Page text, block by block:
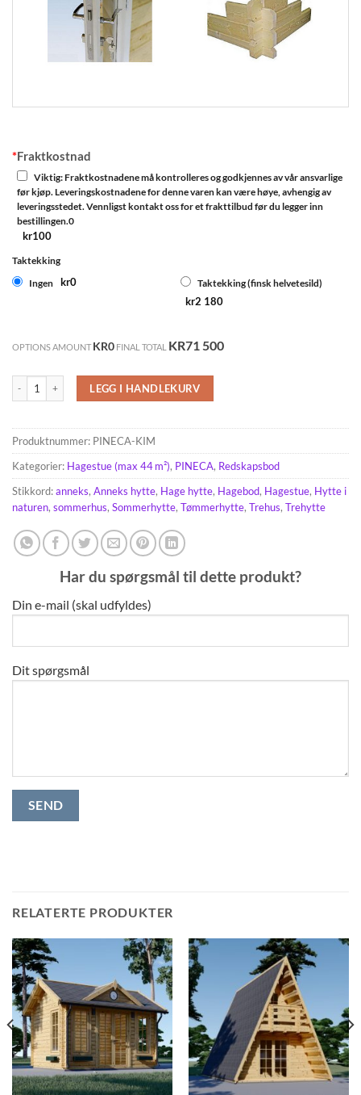
*Fraktkostnad
Viktig: Fraktkostnadene må kontrolleres og godkjennes av vår ansvarlige
før kjøp. Leveringskostnadene for denne varen kan være høye, avhengig av
leveringsstedet. Vennligst kontakt oss for et frakttilbud før du legger inn
bestillingen.0
kr100
Taktekking
Ingen kr0 Taktekking (finsk helvetesild)
kr2 180
OPTIONS AMOUNT KR0 FINAL TOTAL KR71 500
LEGG I HANDLEKURV
Produktnummer: PINECA-KIM
Kategorier: Hagestue (max 44 m²), PINECA, Redskapsbod
Stikkord:anneks, Anneks hytte, Hage hytte, Hagebod, Hagestue, Hytte i
naturen, sommerhus, Sommerhytte, Tømmerhytte, Trehus, Trehytte
Har du spørgsmål til dette produkt?
Din e-mail (skal udfyldes)
Dit spørgsmål
RELATERTE PRODUKTER